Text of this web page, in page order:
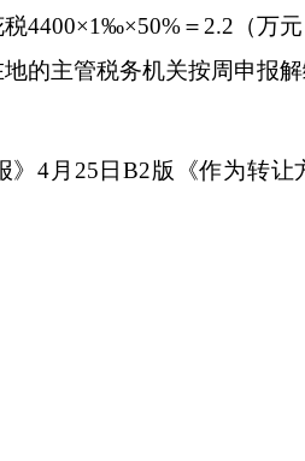
4400×1‰×50%＝2.2（万
的主管税务机关按周申报
》4月25日B2版《作为转